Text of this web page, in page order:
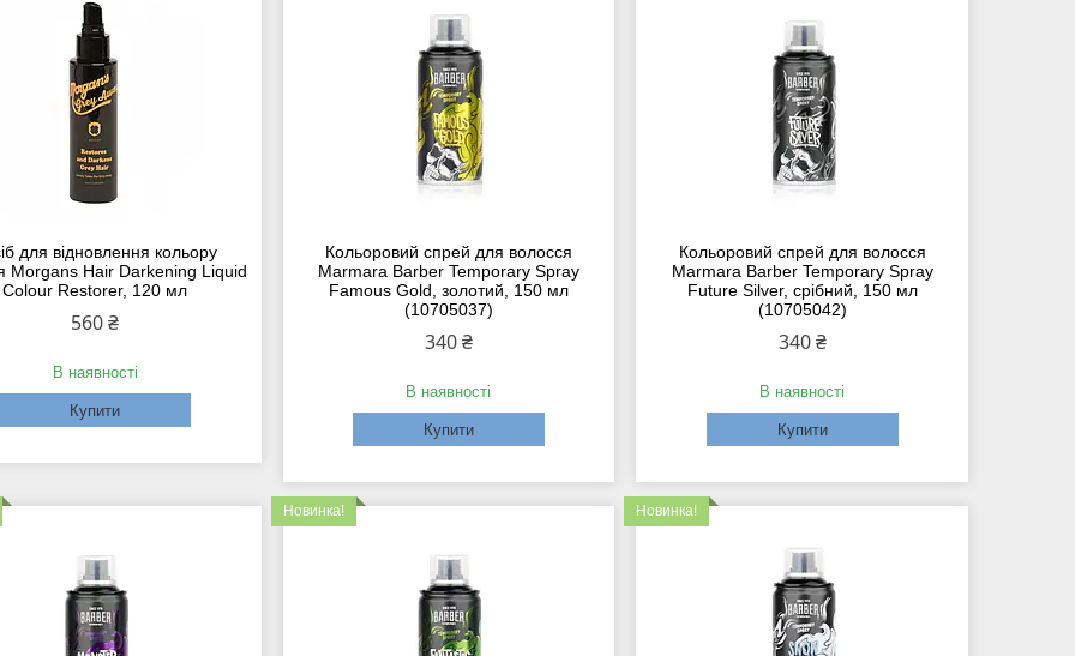
для відновлення кольору
Morgans Hair Darkening Liquid
Colour Restorer, 120 мл
560 ₴
В наявності
Купити
Кольоровий спрей для волосся
Marmara Barber Temporary Spray
Famous Gold, золотий, 150 мл
(10705037)
340 ₴
В наявності
Купити
Кольоровий спрей для волосся
Marmara Barber Temporary Spray
Future Silver, срібний, 150 мл
(10705042)
340 ₴
В наявності
Купити
Новинка! Новинка!